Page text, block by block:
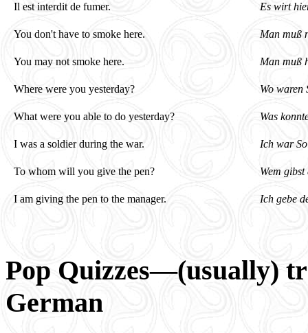
Il est interdit de fumer. Es wirt
You don't have to smoke here. Man muß
You may not smoke here. Man muß
Where were you yesterday? Wo waren
What were you able to do yesterday? Was
I was a soldier during the war. Ich war
To whom will you give the pen? Wem
I am giving the pen to the manager. Ich gebe
Pop Quizzes—(usually)
German